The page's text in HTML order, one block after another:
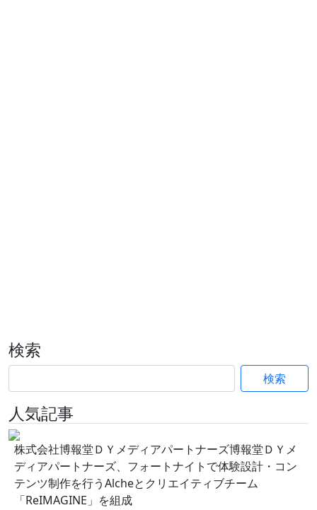
検索
検索
人気記事
株式会社博報堂ＤＹメディアパートナーズ博報堂ＤＹメ
ディアパートナーズ、フォートナイトで体験設計・コン
テンツ制作を行うAlcheとクリエイティブチーム
「ReIMAGINE」を組成